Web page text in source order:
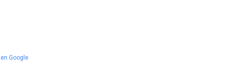
Google